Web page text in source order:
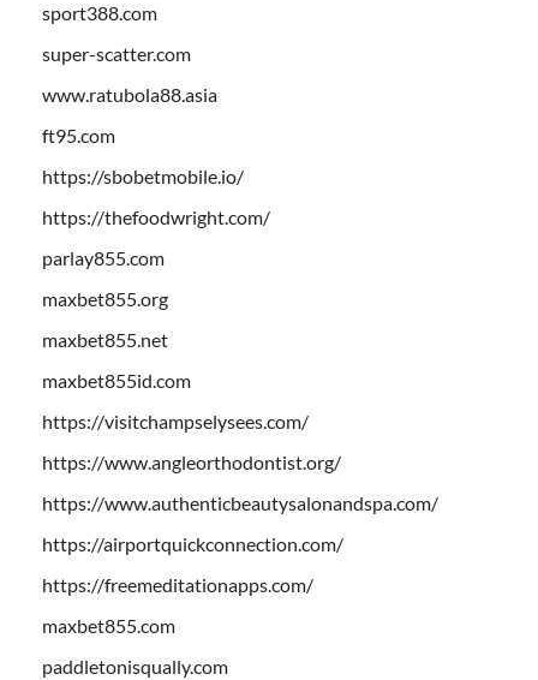
sport388.com
super-scatter.com
www.ratubola88.asia
ft95.com
https://sbobetmobile.io/
https://thefoodwright.com/
parlay855.com
maxbet855.org
maxbet855.net
maxbet855id.com
https://visitchampselysees.com/
https://www.angleorthodontist.org/
https://www.authenticbeautysalonandspa.com/
https://airportquickconnection.com/
https://freemeditationapps.com/
maxbet855.com
paddletonisqually.com